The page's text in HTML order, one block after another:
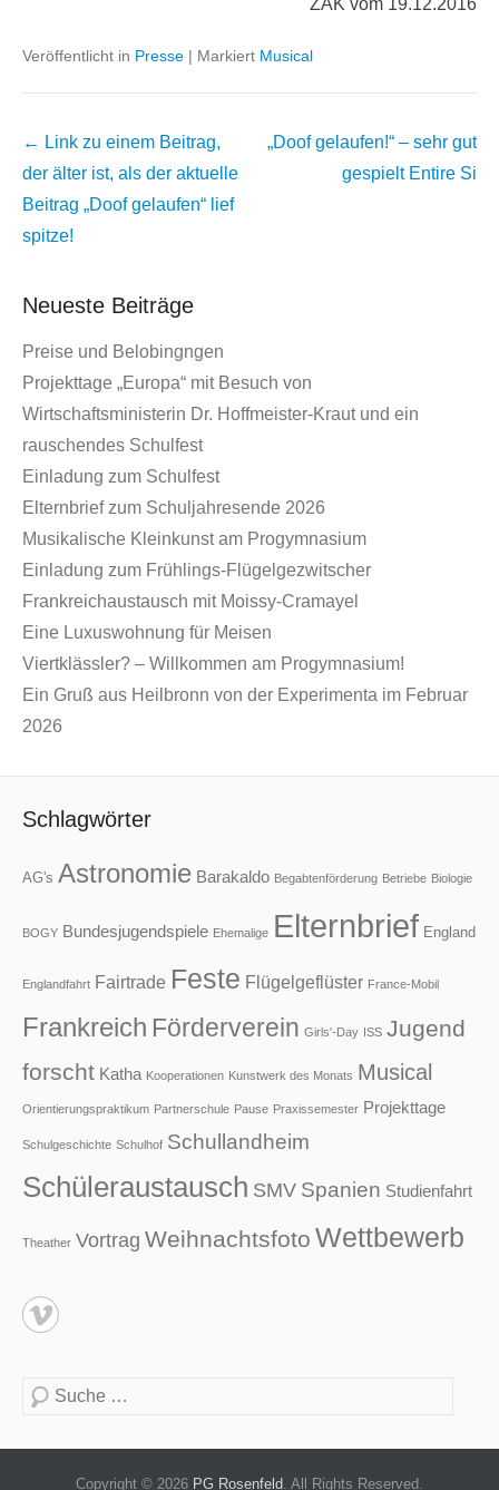
Veröffentlicht in Presse | Markiert Musical
Beitrags
Übersicht
← Link zu einem Beitrag,
der älter ist, als der aktuelle
Beitrag „Doof gelaufen“ lief
spitze!
„Doof gelaufen!“ – sehr gut
gespielt Entire Si
Neueste Beiträge
Preise und Belobingngen
Projekttage „Europa“ mit Besuch von
Wirtschaftsministerin Dr. Hoffmeister-Kraut und ein
rauschendes Schulfest
Einladung zum Schulfest
Elternbrief zum Schuljahresende 2026
Musikalische Kleinkunst am Progymnasium
Einladung zum Frühlings-Flügelgezwitscher
Frankreichaustausch mit Moissy-Cramayel
Eine Luxuswohnung für Meisen
Viertklässler? – Willkommen am Progymnasium!
Ein Gruß aus Heilbronn von der Experimenta im Februar
2026
Schlagwörter
AG's Astronomie Barakaldo Begabtenförderung Betriebe Biologie
BOGY Bundesjugendspiele Ehemalige Elternbrief England
Englandfahrt Fairtrade Feste Flügelgeflüster France-Mobil
Frankreich Förderverein Girls'-Day ISS Jugend
forscht Katha Kooperationen Kunstwerk des Monats Musical
Orientierungspraktikum Partnerschule Pause Praxissemester Projekttage
Schulgeschichte Schulhof Schullandheim
Schüleraustausch SMV Spanien Studienfahrt
Theather Vortrag Weihnachtsfoto Wettbewerb
Suche
Copyright © 2026 PG Rosenfeld . All Rights Reserved.